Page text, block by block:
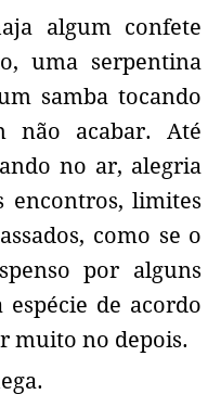
algum confete
uma serpentina
samba tocando
não acabar. Até
no ar, alegria
encontros, limites
como se o
por alguns
espécie de acordo
muito no depois.